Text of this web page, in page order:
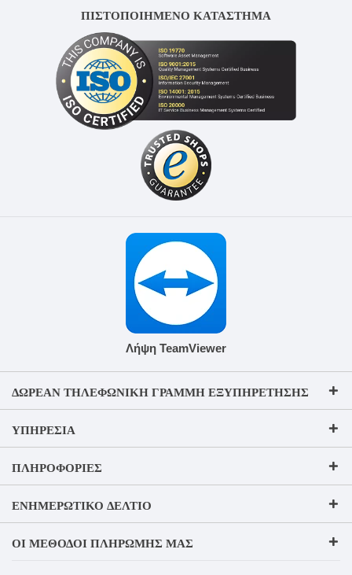
ΠΙΣΤΟΠΟΙΗΜΕΝΟ ΚΑΤΑΣΤΗΜΑ
Λήψη TeamViewer
ΔΩΡΕΆΝ ΤΗΛΕΦΩΝΙΚΉ ΓΡΑΜΜΉ ΕΞΥΠΗΡΈΤΗΣΗΣ
ΥΠΗΡΕΣΊΑ
ΠΛΗΡΟΦΟΡΊΕΣ
ΕΝΗΜΕΡΩΤΙΚΌ ΔΕΛΤΊΟ
ΟΙ ΜΈΘΟΔΟΙ ΠΛΗΡΩΜΉΣ ΜΑΣ